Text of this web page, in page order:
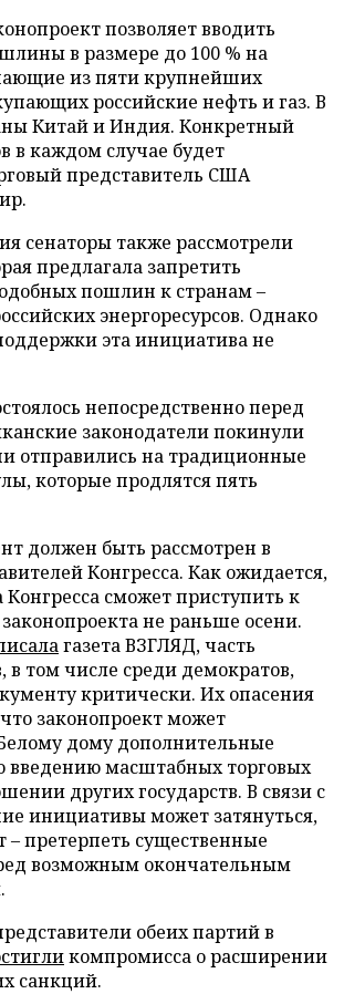
позволяет вводить
в размере до 100 % на
из пяти крупнейших
российские нефть и газ. В
Китай и Индия. Конкретный
в каждом случае будет
представитель США
сенаторы также рассмотрели
предлагала запретить
пошлин к странам –
энергоресурсов. Однако
эта инициатива не
непосредственно перед
законодатели покинули
отправились на традиционные
которые продлятся пять
должен быть рассмотрен в
Конгресса. Как ожидается,
сможет приступить к
не раньше осени.
газета ВЗГЛЯД, часть
в том числе среди демократов,
критически. Их опасения
законопроект может
дому дополнительные
введению масштабных торговых
других государств. В связи с
инициативы может затянуться,
– претерпеть существенные
возможным окончательным
обеих партий в
компромисса о расширении
санкций.